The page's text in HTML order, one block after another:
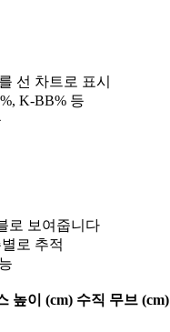
선 차트로 표시
K-BB% 등
로 보여줍니다
로 추적
높이 (cm) 수직 무브 (cm)